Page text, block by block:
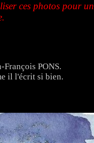
ces photos pour un
PONS.
il l'écrit si bien.